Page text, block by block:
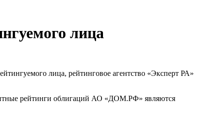
лица
лица, рейтинговое агентство «Эксперт РА»
рейтинги облигаций АО «ДОМ.РФ» являются